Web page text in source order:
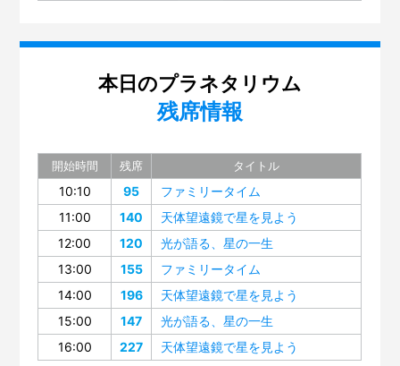
本日のプラネタリウム
残席情報
開始時間 残席 タイトル
10:10 95
ファミリータイム
11:00
140
天体望遠鏡で星を見よう
12:00
120
光が語る、星の一生
13:00
155
ファミリータイム
14:00
196
天体望遠鏡で星を見よう
15:00
147
光が語る、星の一生
16:00
227 天体望遠鏡で星を見よう